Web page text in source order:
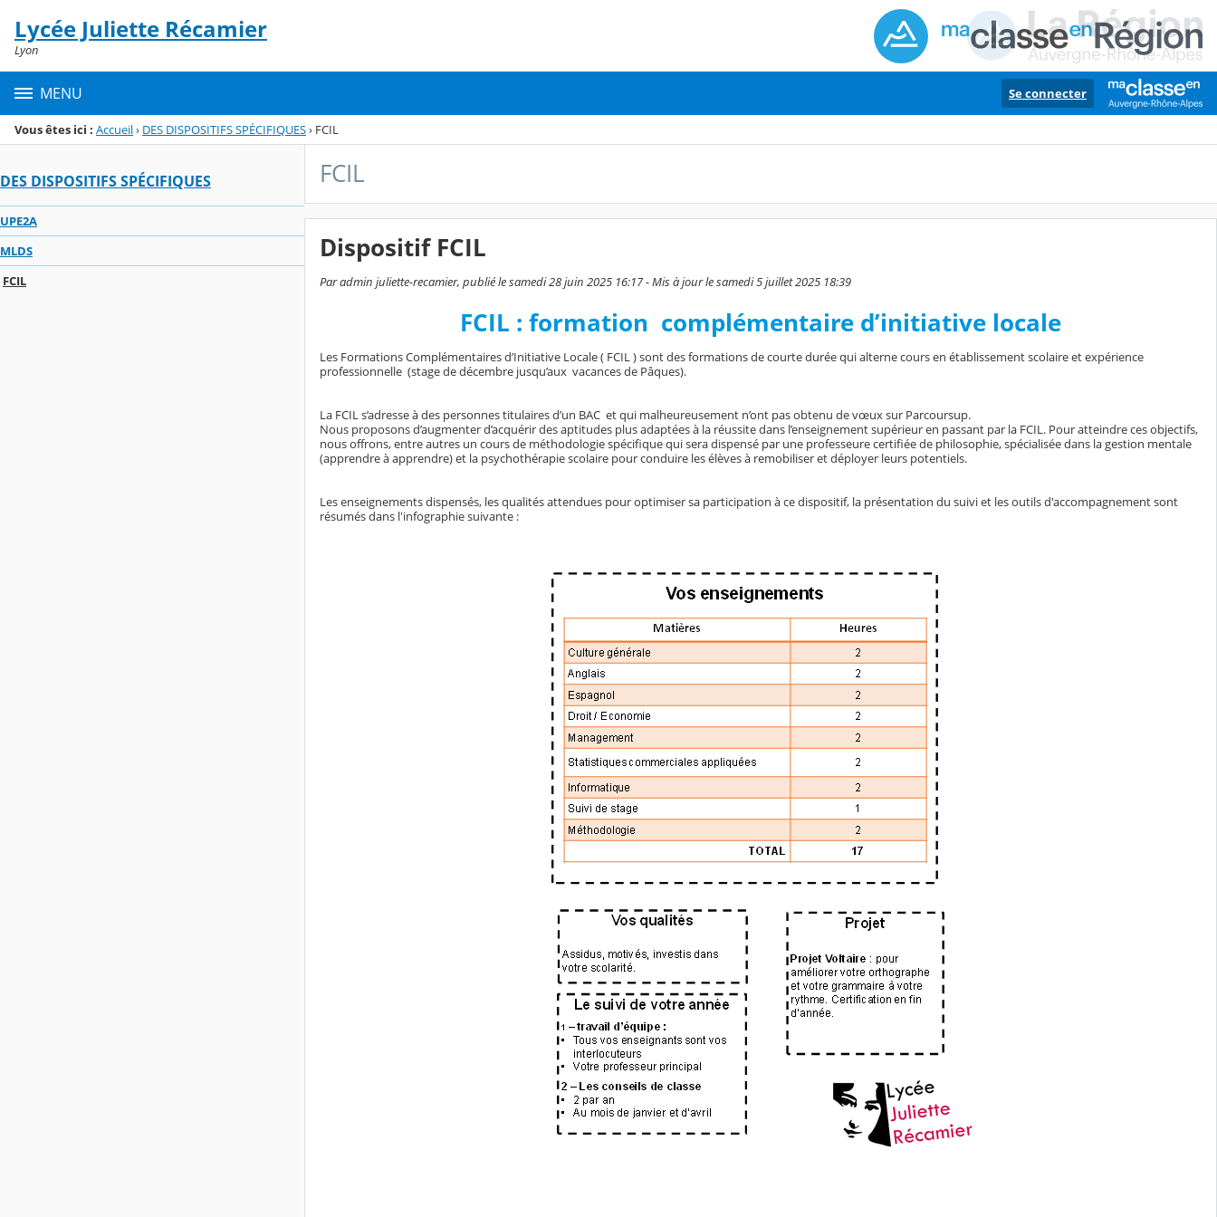
Menu de la rubrique
Contenu
Lycée Juliette Récamier
Lyon
MENU Se connecter
Vous êtes ici : Accueil› DES DISPOSITIFS SPÉCIFIQUES› FCIL
DES DISPOSITIFS SPÉCIFIQUES
UPE2A
MLDS
FCIL
FCIL
Dispositif FCIL
Par admin juliette-recamier, publié le samedi 28 juin 2025 16:17 - Mis à jour le samedi 5 juillet 2025 18:39
FCIL : formation complémentaire d’initiative locale
Les Formations Complémentaires d’Initiative Locale ( FCIL ) sont des formations de courte durée qui alterne cours en établissement scolaire et expérience
professionnelle (stage de décembre jusqu’aux vacances de Pâques).
La FCIL s’adresse à des personnes titulaires d’un BAC et qui malheureusement n’ont pas obtenu de vœux sur Parcoursup.
Nous proposons d’augmenter d’acquérir des aptitudes plus adaptées à la réussite dans l’enseignement supérieur en passant par la FCIL. Pour atteindre ces objectifs,
nous offrons, entre autres un cours de méthodologie spécifique qui sera dispensé par une professeure certifiée de philosophie, spécialisée dans la gestion mentale
(apprendre à apprendre) et la psychothérapie scolaire pour conduire les élèves à remobiliser et déployer leurs potentiels.
Les enseignements dispensés, les qualités attendues pour optimiser sa participation à ce dispositif, la présentation du suivi et les outils d'accompagnement sont
résumés dans l'infographie suivante :